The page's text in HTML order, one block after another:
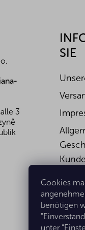
Cookies
benötigen
unter
3
SIE